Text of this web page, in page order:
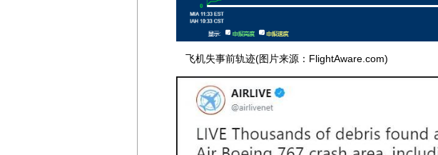
飞机失事前轨迹(图片来源：FlightAware.com)